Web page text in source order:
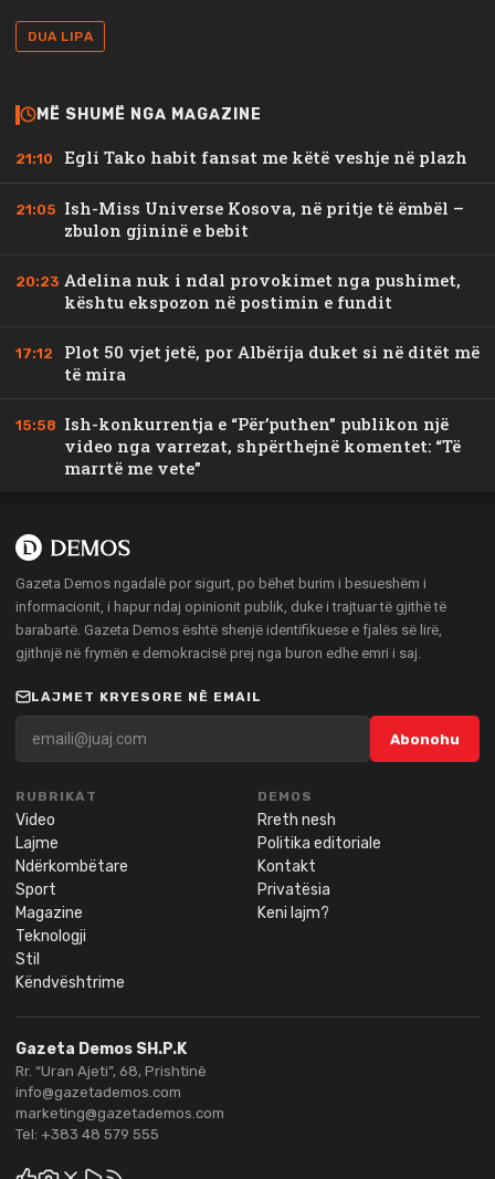
DUA LIPA
MË SHUMË NGA MAGAZINE
21:10 Egli Tako habit fansat me këtë veshje në plazh
21:05 Ish-Miss Universe Kosova, në pritje të ëmbël –
zbulon gjininë e bebit
20:23 Adelina nuk i ndal provokimet nga pushimet,
kështu ekspozon në postimin e fundit
17:12
Plot 50 vjet jetë, por Albërija duket si në ditët më
të mira
15:58 Ish-konkurrentja e “Për’puthen” publikon një
video nga varrezat, shpërthejnë komentet: “Të
marrtë me vete”
Gazeta Demos ngadalë por sigurt, po bëhet burim i besueshëm i
informacionit, i hapur ndaj opinionit publik, duke i trajtuar të gjithë të
barabartë. Gazeta Demos është shenjë identifikuese e fjalës së lirë,
gjithnjë në frymën e demokracisë prej nga buron edhe emri i saj.
LAJMET KRYESORE NË EMAIL
Abonohu
RUBRIKAT
Video
Lajme
Ndërkombëtare
Sport
Magazine
Teknologji
Stil
Këndvështrime
DEMOS
Rreth nesh
Politika editoriale
Kontakt
Privatësia
Keni lajm?
Gazeta Demos SH.P.K
Rr. “Uran Ajeti”, 68, Prishtinë
info@gazetademos.com
marketing@gazetademos.com
Tel: +383 48 579 555